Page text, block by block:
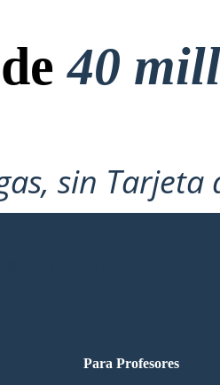
40
sin
Para Profesores